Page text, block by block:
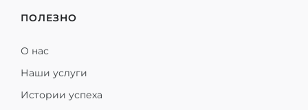
ПОЛЕЗНО
О нас
Наши услуги
Истории успеха